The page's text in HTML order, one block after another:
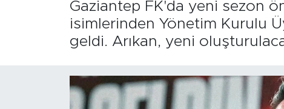
Gaziantep FK'da yeni sezon
isimlerinden Yönetim Kurulu
geldi. Arıkan, yeni